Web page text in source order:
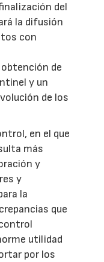
del
la difusión
con
de
y un
de los
en el que
más
y
y
la
que
utilidad
por los